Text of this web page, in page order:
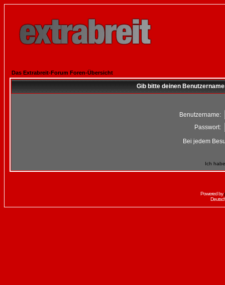
Das Extrabreit-Forum Foren-Übersicht
Gib bitte deinen
Benutzername:
Passwort:
Bei jedem
Ich
Powered by